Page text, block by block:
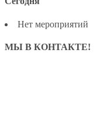
Нет мероприятий
МЫ В КОНТАКТЕ!